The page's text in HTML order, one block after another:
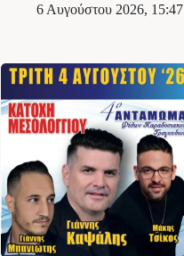
6 Αυγούστου 2026, 15:47